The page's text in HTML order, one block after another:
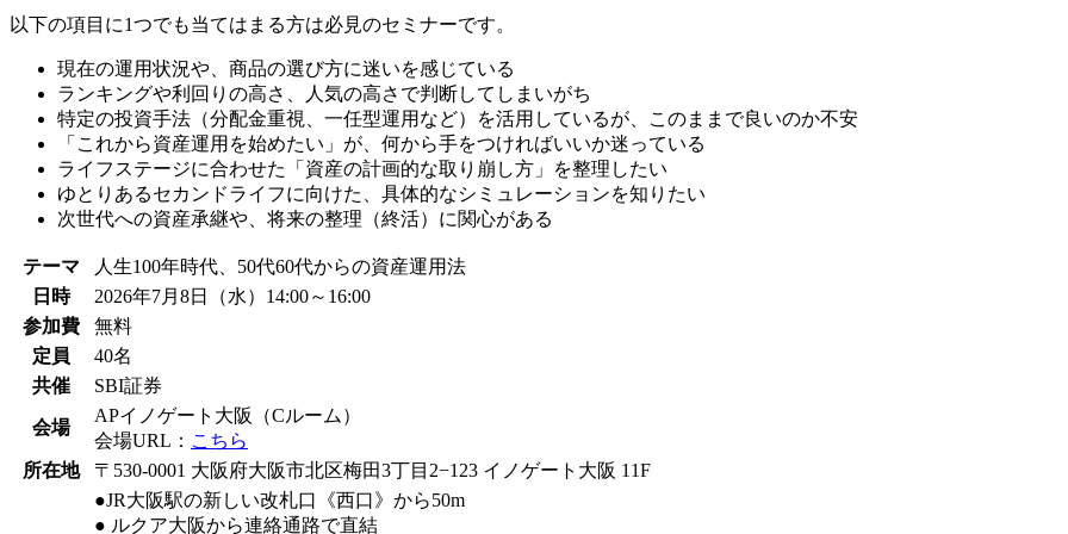
以下の項目に1つでも当てはまる方は必見のセミナーです。
現在の運用状況や、商品の選び方に迷いを感じている
ランキングや利回りの高さ、人気の高さで判断してしまいがち
特定の投資手法（分配金重視、一任型運用など）を活用しているが、このままで良いのか不安
「これから資産運用を始めたい」が、何から手をつければいいか迷っている
ライフステージに合わせた「資産の計画的な取り崩し方」を整理したい
ゆとりあるセカンドライフに向けた、具体的なシミュレーションを知りたい
次世代への資産承継や、将来の整理（終活）に関心がある
テーマ
人生100年時代、50代60代からの資産運用法
日時
2026年7月8日（水）14:00～16:00
参加費
無料
定員
40名
共催
SBI証券
会場
APイノゲート大阪（Cルーム）
会場URL： こちら
所在地
〒530-0001 大阪府大阪市北区梅田3丁目2−123 イノゲート大阪 11F
●JR大阪駅の新しい改札口《西口》から50m
● ルクア大阪から連絡通路で直結